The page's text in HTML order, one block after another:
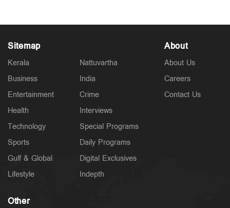
Sitemap
Kerala
Business
Entertainment
Health
Technology
Sports
Gulf & Global
Lifestyle
Nattuvartha
India
Crime
Interviews
Special Programs
Daily Programs
Digital Exclusives
Indepth
About
About Us
Careers
Contact Us
Other